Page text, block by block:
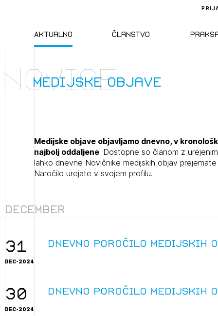
Aktualno Članstvo
Novice
Dogodki
Člani ZAPS
Kandidati za
izpit
Za
medijske objave
novice
Medijske objave objavljamo dnevno, v
najbolj oddaljene. Dostopne so članom z
lahko dnevne Novičnike medijskih objav
Naročilo urejate v svojem profilu.
December
31
DEC-2024
Dnevno poročilo medijskih
30
DEC-2024
Dnevno poročilo medijskih